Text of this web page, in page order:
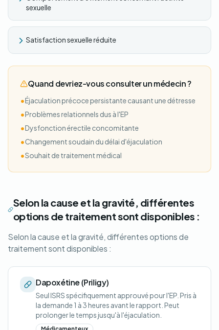
sexuelle
Satisfaction sexuelle réduite
Quand devriez-vous consulter un médecin ?
•Éjaculation précoce persistante causant une détresse
•Problèmes relationnels dus à l'EP
•Dysfonction érectile concomitante
•Changement soudain du délai d'éjaculation
•Souhait de traitement médical
Selon la cause et la gravité, différentes
options de traitement sont disponibles :
Selon la cause et la gravité, différentes options de
traitement sont disponibles :
Dapoxétine (Priligy)
Seul ISRS spécifiquement approuvé pour l'EP. Pris à
la demande 1 à 3 heures avant le rapport. Peut
prolonger le temps jusqu'à l'éjaculation.